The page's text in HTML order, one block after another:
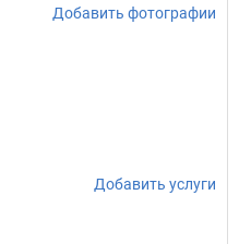
Добавить фотографии
Добавить услуги